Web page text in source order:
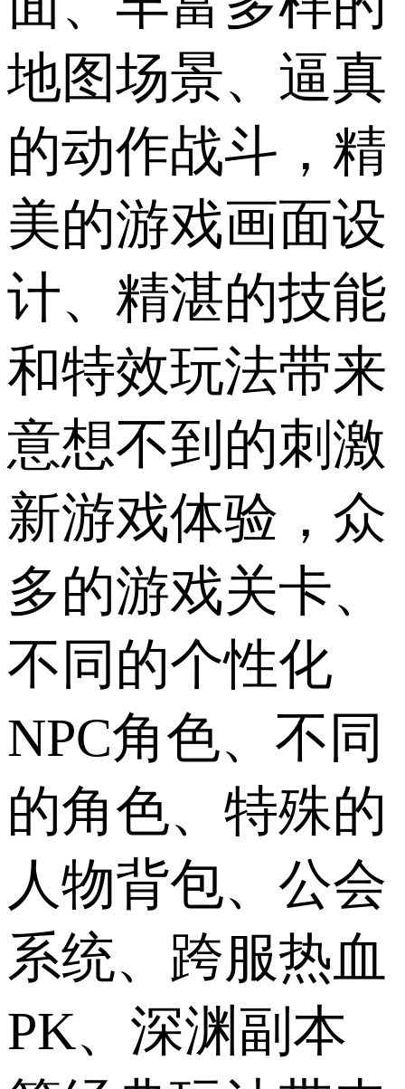
地图场景、逼真
的动作战斗，精
美的游戏画面设
计、精湛的技能
和特效玩法带来
意想不到的刺激
新游戏体验，众
多的游戏关卡、
不同的个性化
NPC角色、不同
的角色、特殊的
人物背包、公会
系统、跨服热血
PK、深渊副本